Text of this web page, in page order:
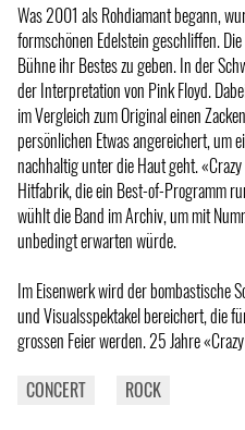
Was 2001 als Rohdiamant begann,
formschönen Edelstein geschliffen.
Bühne ihr Bestes zu geben. In der
der Interpretation von Pink Floyd.
im Vergleich zum Original einen
persönlichen Etwas angereichert, um
nachhaltig unter die Haut geht.
Hitfabrik, die ein Best-of-Programm
wühlt die Band im Archiv, um mit
unbedingt erwarten würde.
Im Eisenwerk wird der bombastische
und Visualsspektakel bereichert, die
grossen Feier werden. 25 Jahre
CONCERT
ROCK